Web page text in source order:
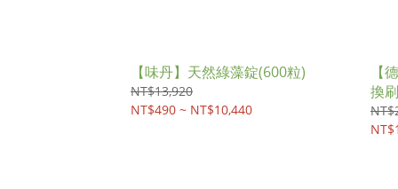
【味丹】天然綠藻錠(600粒)
NT$13,920
NT$490 ~ NT$10,440
【
換